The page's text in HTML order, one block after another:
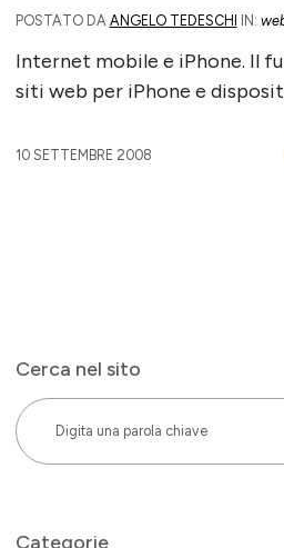
Cerca nel sito
Categorie
POSTATO DA ANGELO TEDESCHI IN:
Internet mobile e iPhone. Il
siti web per iPhone e
10 SETTEMBRE 2008